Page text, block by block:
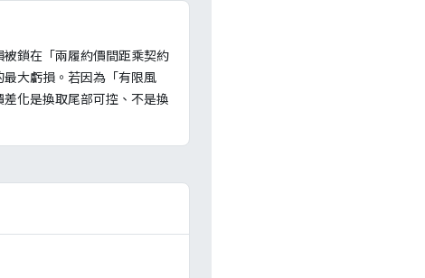
鎖在「兩履約價間距乘契約
大虧損。若因為「有限風
化是換取尾部可控、不是換